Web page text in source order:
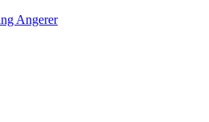
Angerer